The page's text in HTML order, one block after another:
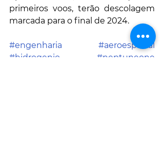
primeiros voos, terão descolagem
marcada para o final de 2024.
#engenharia
#aeroespacial
#hidrogenio
#neptuneone